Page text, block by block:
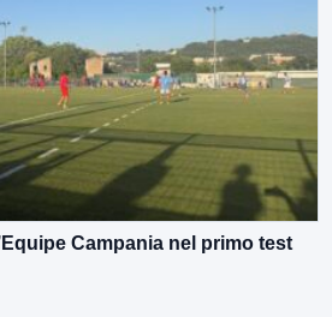
Campania nel primo test